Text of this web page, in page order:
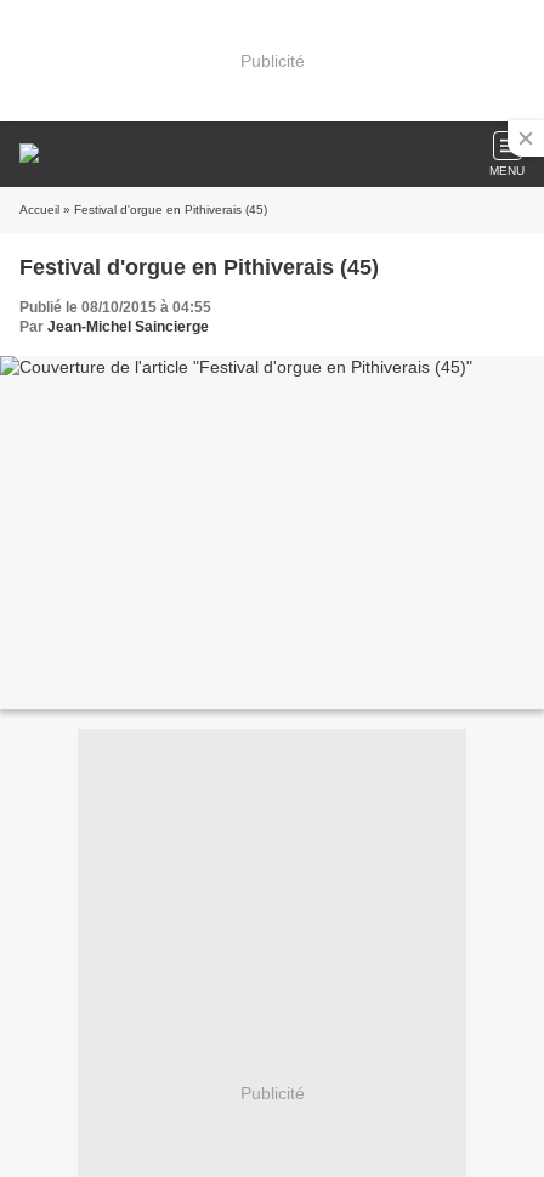
Publicité
MENU
Accueil » Festival d'orgue en Pithiverais (45)
Festival d'orgue en Pithiverais (45)
Publié le 08/10/2015 à 04:55
Par Jean-Michel Saincierge
Publicité